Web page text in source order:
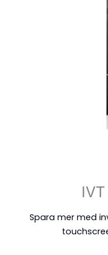
Spara mer med